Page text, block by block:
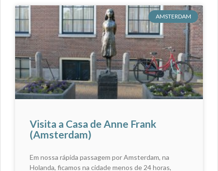
AMSTERDAM
Visita a Casa de Anne Frank
(Amsterdam)
Em nossa rápida passagem por Amsterdam, na
Holanda, ficamos na cidade menos de 24 horas,